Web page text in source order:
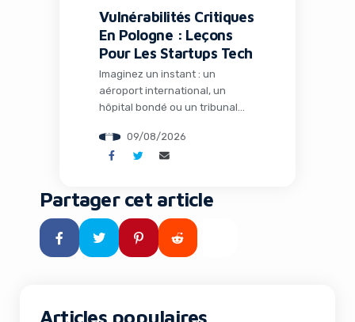
Vulnérabilités Critiques
En Pologne : Leçons
Pour Les Startups Tech
Imaginez un instant : un
aéroport international, un
hôpital bondé ou un tribunal
tous potentiellement
accessibles via une simple faille
C’est exactement ce que deux
chercheurs en sécurité
polonais ont mis en lumière
récemment lors de la
conférence Def Con à Las
09/08/2026
Partager cet article
Articles populaires